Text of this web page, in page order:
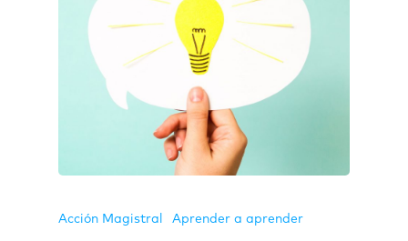
Acción Magistral Aprender a aprender